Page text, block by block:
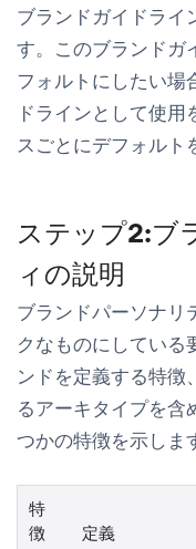
ブランドガイドライ
す。このブランドガ
フォルトにしたい場
ドラインとして使用
スごとにデフォルト
ステップ2:ブ
ィの説明
ブランドパーソナリ
クなものにしている
ンドを定義する特徴
るアーキタイプを含
つかの特徴を示しま
特
徴
定義